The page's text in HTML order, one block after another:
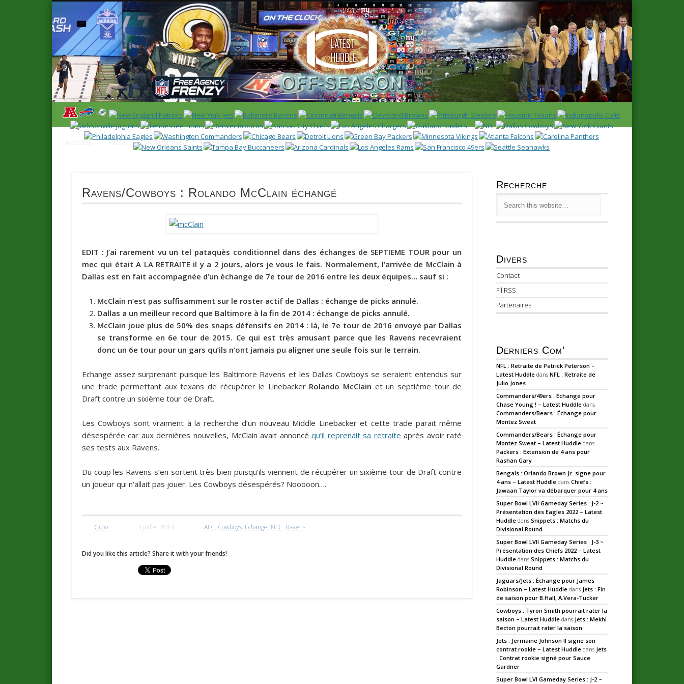
News en français sur la NFL et le Football Américain (Foot US)
ACCUEIL NEWS SAISON 2025 CALENDRIER / CLASSEMENT NFL DRAFT/COMBINE ENCYCLOPÉDIE
Ravens/Cowboys : Rolando McClain échangé
EDIT : J’ai rarement vu un tel pataquès conditionnel dans des échanges de SEPTIEME TOUR pour un
mec qui était A LA RETRAITE il y a 2 jours, alors je vous le fais. Normalement, l’arrivée de McClain à
Dallas est en fait accompagnée d’un échange de 7e tour de 2016 entre les deux équipes… sauf si :
McClain n’est pas suffisamment sur le roster actif de Dallas : échange de picks annulé.
Dallas a un meilleur record que Baltimore à la fin de 2014 : échange de picks annulé.
McClain joue plus de 50% des snaps défensifs en 2014 : là, le 7e tour de 2016 envoyé par Dallas
se transforme en 6e tour de 2015. Ce qui est très amusant parce que les Ravens recevraient
donc un 6e tour pour un gars qu’ils n’ont jamais pu aligner une seule fois sur le terrain.
Echange assez surprenant puisque les Baltimore Ravens et les Dallas Cowboys se seraient entendus sur
une trade permettant aux texans de récupérer le Linebacker Rolando McClain et un septième tour de
Draft contre un sixième tour de Draft.
Les Cowboys sont vraiment à la recherche d’un nouveau Middle Linebacker et cette trade parait même
désespérée car aux dernières nouvelles, McClain avait annoncéqu’il reprenait sa retraite après avoir raté
ses tests aux Ravens.
Du coup les Ravens s’en sortent très bien puisqu’ils viennent de récupérer un sixième tour de Draft contre
un joueur qui n’allait pas jouer. Les Cowboys désespérés? Nooooon….
Giloo 3 juillet 2014 AFC, Cowboys, Échange, NFC, Ravens
Did you like this article? Share it with your friends!
Recherche
Divers
Contact
Fil RSS
Partenaires
Derniers Com’
NFL : Retraite de Patrick Peterson –
Latest Huddle dansNFL : Retraite de
Julio Jones
Commanders/49ers : Échange pour
Chase Young ! – Latest Huddle dans
Commanders/Bears : Échange pour
Montez Sweat
Commanders/Bears : Échange pour
Montez Sweat – Latest Huddle dans
Packers : Extension de 4 ans pour
Rashan Gary
Bengals : Orlando Brown Jr. signe pour
4 ans – Latest Huddle dansChiefs :
Jawaan Taylor va débarquer pour 4 ans
Super Bowl LVII Gameday Series : J-2 ~
Présentation des Eagles 2022 – Latest
Huddle dansSnippets : Matchs du
Divisional Round
Super Bowl LVII Gameday Series : J-3 ~
Présentation des Chiefs 2022 – Latest
Huddle dansSnippets : Matchs du
Divisional Round
Jaguars/Jets : Échange pour James
Robinson – Latest Huddle dans Jets : Fin
de saison pour B.Hall, A.Vera-Tucker
Cowboys : Tyron Smith pourrait rater la
saison – Latest Huddle dans Jets : Mekhi
Becton pourrait rater la saison
Jets : Jermaine Johnson II signe son
contrat rookie – Latest Huddle dans Jets
: Contrat rookie signé pour Sauce
Gardner
Super Bowl LVI Gameday Series : J-2 ~